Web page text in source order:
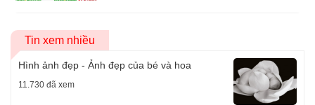
Tin xem nhiều
Hình ảnh đẹp - Ảnh đẹp của bé và hoa
11.730 đã xem